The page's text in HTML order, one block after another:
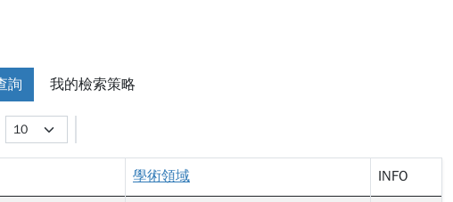
詢 我的檢索策略
學術領域 INFO